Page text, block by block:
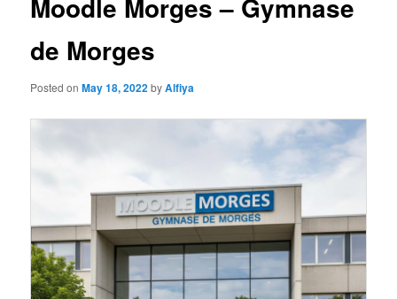
Moodle Morges – Gymnase
de Morges
Posted onMay 18, 2022byAlfiya